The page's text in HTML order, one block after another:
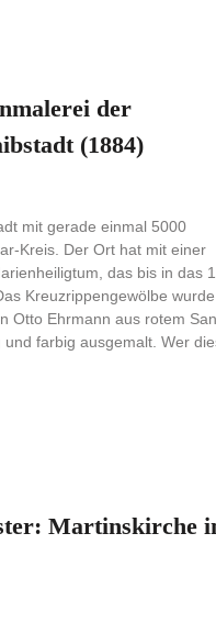
der
(1884)
mit gerade einmal 5000
Kreis. Der Ort hat mit einer
das bis in das
Kreuzrippengewölbe
Otto Ehrmann aus rotem
farbig ausgemalt. Wer
Martinskirche